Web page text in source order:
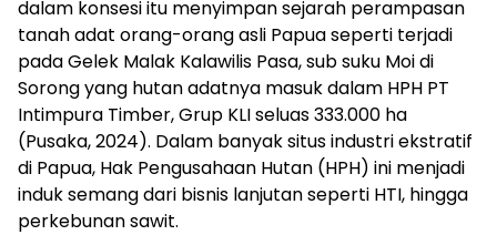
dalam konsesi itu menyimpan sejarah perampasan
tanah adat orang-orang asli Papua seperti terjadi
pada Gelek Malak Kalawilis Pasa, sub suku Moi di
Sorong yang hutan adatnya masuk dalam HPH PT
Intimpura Timber, Grup KLI seluas 333.000 ha
(Pusaka, 2024). Dalam banyak situs industri ekstratif
di Papua, Hak Pengusahaan Hutan (HPH) ini menjadi
induk semang dari bisnis lanjutan seperti HTI, hingga
perkebunan sawit.